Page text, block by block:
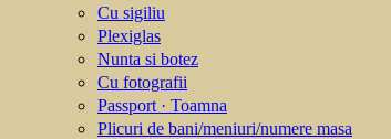
Cu sigiliu
Plexiglas
Nunta si botez
Cu fotografii
Passport · Toamna
Plicuri de bani/meniuri/numere masa